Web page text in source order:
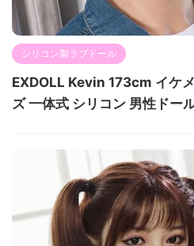
シリコン製ラブドール
EXDOLL Kevin 173cm イケ
ズ 一体式 シリコン 男性ドー